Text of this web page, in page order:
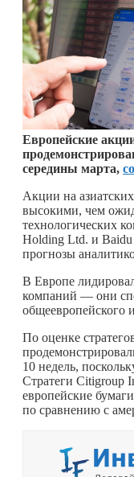
Европейские
середины марта,
Акции на
высокими, чем
технологических
Holding Ltd. и
прогнозы
В Европе
компаний — они
общеевропейского
По оценке
10 недель,
Стратеги Citigroup
европейские
по сравнению с